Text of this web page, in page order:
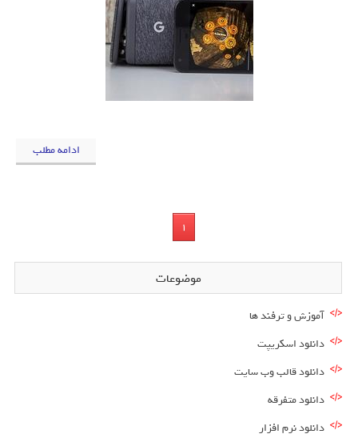
ادامه مطلب
1
موضوعات
آموزش و ترفند ها
دانلود اسکریپت
دانلود قالب وب سایت
دانلود متفرقه
دانلود نرم افزار